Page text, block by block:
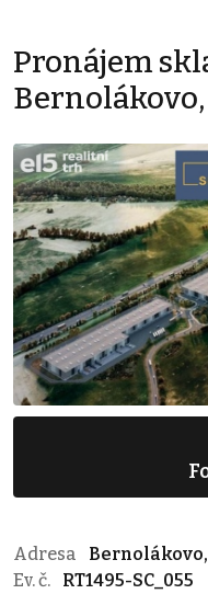
Pronájem
Adresa
Ev. č.
RT1495-SC_055